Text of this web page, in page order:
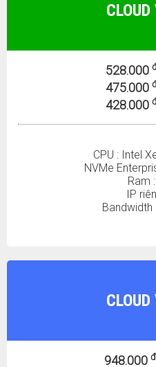
528.000
475.000
428.000
CPU : Intel
NVMe
Ram
IP
Bandwidth
948.000 đ